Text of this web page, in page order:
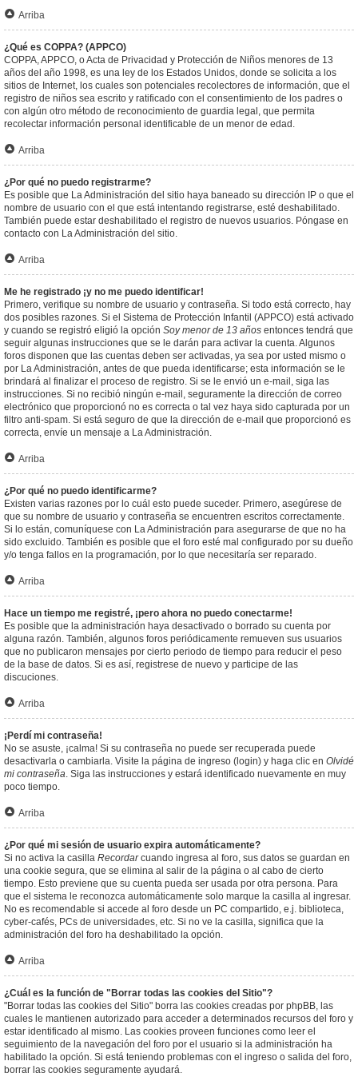
Arriba
¿Qué es COPPA? (APPCO)
COPPA, APPCO, o Acta de Privacidad y Protección de Niños menores de 13
años del año 1998, es una ley de los Estados Unidos, donde se solicita a los
sitios de Internet, los cuales son potenciales recolectores de información, que el
registro de niños sea escrito y ratificado con el consentimiento de los padres o
con algún otro método de reconocimiento de guardia legal, que permita
recolectar información personal identificable de un menor de edad.
Arriba
¿Por qué no puedo registrarme?
Es posible que La Administración del sitio haya baneado su dirección IP o que el
nombre de usuario con el que está intentando registrarse, esté deshabilitado.
También puede estar deshabilitado el registro de nuevos usuarios. Póngase en
contacto con La Administración del sitio.
Arriba
Me he registrado ¡y no me puedo identificar!
Primero, verifique su nombre de usuario y contraseña. Si todo está correcto, hay
dos posibles razones. Si el Sistema de Protección Infantil (APPCO) está activado
y cuando se registró eligió la opción Soy menor de 13 años entonces tendrá que
seguir algunas instrucciones que se le darán para activar la cuenta. Algunos
foros disponen que las cuentas deben ser activadas, ya sea por usted mismo o
por La Administración, antes de que pueda identificarse; esta información se le
brindará al finalizar el proceso de registro. Si se le envió un e-mail, siga las
instrucciones. Si no recibió ningún e-mail, seguramente la dirección de correo
electrónico que proporcionó no es correcta o tal vez haya sido capturada por un
filtro anti-spam. Si está seguro de que la dirección de e-mail que proporcionó es
correcta, envíe un mensaje a La Administración.
Arriba
¿Por qué no puedo identificarme?
Existen varias razones por lo cuál esto puede suceder. Primero, asegúrese de
que su nombre de usuario y contraseña se encuentren escritos correctamente.
Si lo están, comuníquese con La Administración para asegurarse de que no ha
sido excluido. También es posible que el foro esté mal configurado por su dueño
y/o tenga fallos en la programación, por lo que necesitaría ser reparado.
Arriba
Hace un tiempo me registré, ¡pero ahora no puedo conectarme!
Es posible que la administración haya desactivado o borrado su cuenta por
alguna razón. También, algunos foros periódicamente remueven sus usuarios
que no publicaron mensajes por cierto periodo de tiempo para reducir el peso
de la base de datos. Si es así, registrese de nuevo y participe de las
discuciones.
Arriba
¡Perdí mi contraseña!
No se asuste, ¡calma! Si su contraseña no puede ser recuperada puede
desactivarla o cambiarla. Visite la página de ingreso (login) y haga clic en Olvidé
mi contraseña. Siga las instrucciones y estará identificado nuevamente en muy
poco tiempo.
Arriba
¿Por qué mi sesión de usuario expira automáticamente?
Si no activa la casilla Recordarcuando ingresa al foro, sus datos se guardan en
una cookie segura, que se elimina al salir de la página o al cabo de cierto
tiempo. Esto previene que su cuenta pueda ser usada por otra persona. Para
que el sistema le reconozca automáticamente solo marque la casilla al ingresar.
No es recomendable si accede al foro desde un PC compartido, e.j. biblioteca,
cyber-cafés, PCs de universidades, etc. Si no ve la casilla, significa que la
administración del foro ha deshabilitado la opción.
Arriba
¿Cuál es la función de "Borrar todas las cookies del Sitio"?
"Borrar todas las cookies del Sitio" borra las cookies creadas por phpBB, las
cuales le mantienen autorizado para acceder a determinados recursos del foro y
estar identificado al mismo. Las cookies proveen funciones como leer el
seguimiento de la navegación del foro por el usuario si la administración ha
habilitado la opción. Si está teniendo problemas con el ingreso o salida del foro,
borrar las cookies seguramente ayudará.